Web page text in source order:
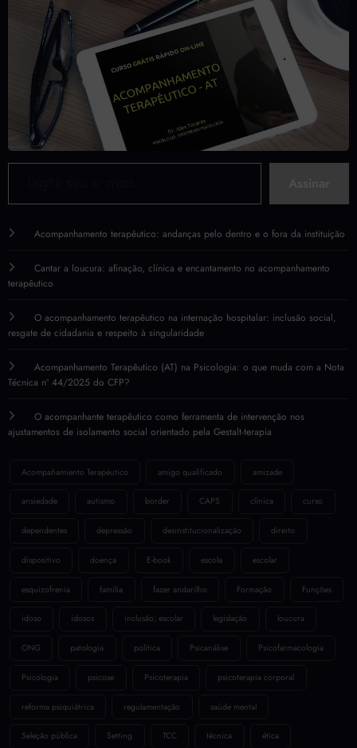
Digite seu e-mail…
Acompanhamento terapêutico: andanças pelo dentro e o fora da instituição
Cantar a loucura: afinação, clínica e encantamento no acompanhamento
terapêutico
O acompanhamento terapêutico na internação hospitalar: inclusão social,
resgate de cidadania e respeito à singularidade
Acompanhamento Terapêutico (AT) na Psicologia: o que muda com a Nota
Técnica nº 44/2025 do CFP?
O acompanhante terapêutico como ferramenta de intervenção nos
ajustamentos de isolamento social orientado pela Gestalt-terapia
Acompañamiento Terapéutico amigo qualificado amizade
ansiedade autismo border CAPS clínica curso
dependentes depressão desinstitucionalização direito
dispositivo doença E-book escola escolar
esquizofrenia família fazer andarilho Formação Funções
idoso idosos inclusão; escolar legislação loucura
ONG patologia política Psicanálise Psicofarmacologia
Psicologia psicose Psicoterapia psicoterapia corporal
reforma psiquiátrica regulamentação saúde mental
Seleção pública Setting TCC técnica ética